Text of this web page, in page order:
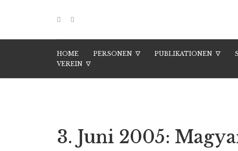
HOME PERSONEN PUBLIKATIONEN
VEREIN
3. Juni 2005: